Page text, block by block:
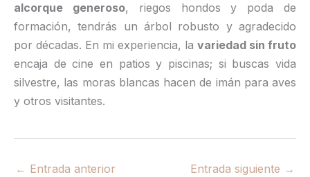
alcorque generoso, riegos hondos y poda de
formación, tendrás un árbol robusto y agradecido
por décadas. En mi experiencia, la variedad sin fruto
encaja de cine en patios y piscinas; si buscas vida
silvestre, las moras blancas hacen de imán para aves
y otros visitantes.
← Entrada anterior Entrada siguiente →